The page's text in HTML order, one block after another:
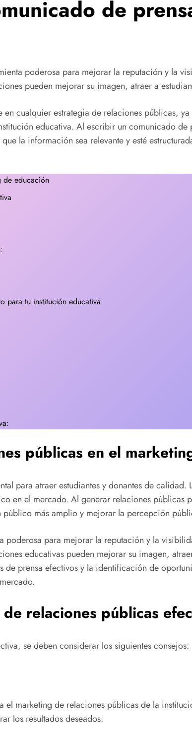
de
poderosa para mejorar la reputación y la
pueden mejorar su imagen, atraer a
en cualquier estrategia de relaciones públicas,
educativa. Al escribir un comunicado
la información sea relevante y esté
de educación
para tu institución educativa.
públicas en el
para atraer estudiantes y donantes de
en el mercado. Al generar relaciones públicas
más amplio y mejorar la percepción
poderosa para mejorar la reputación y la
educativas pueden mejorar su imagen,
prensa efectivos y la identificación de
relaciones públicas
se deben considerar los siguientes consejos:
el marketing de relaciones públicas de la
los resultados deseados.